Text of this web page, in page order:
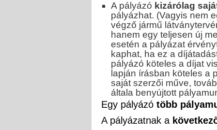
A pályázó kizárólag
pályázhat. (Vagyis nem
végző jármű
hanem egy teljesen új
esetén a pályázat
kaphat, ha ez a
pályázó köteles a díjat
lapján írásban köteles a
saját szerzői műve,
általa benyújtott
Egy pályázó több
A pályázatnak a